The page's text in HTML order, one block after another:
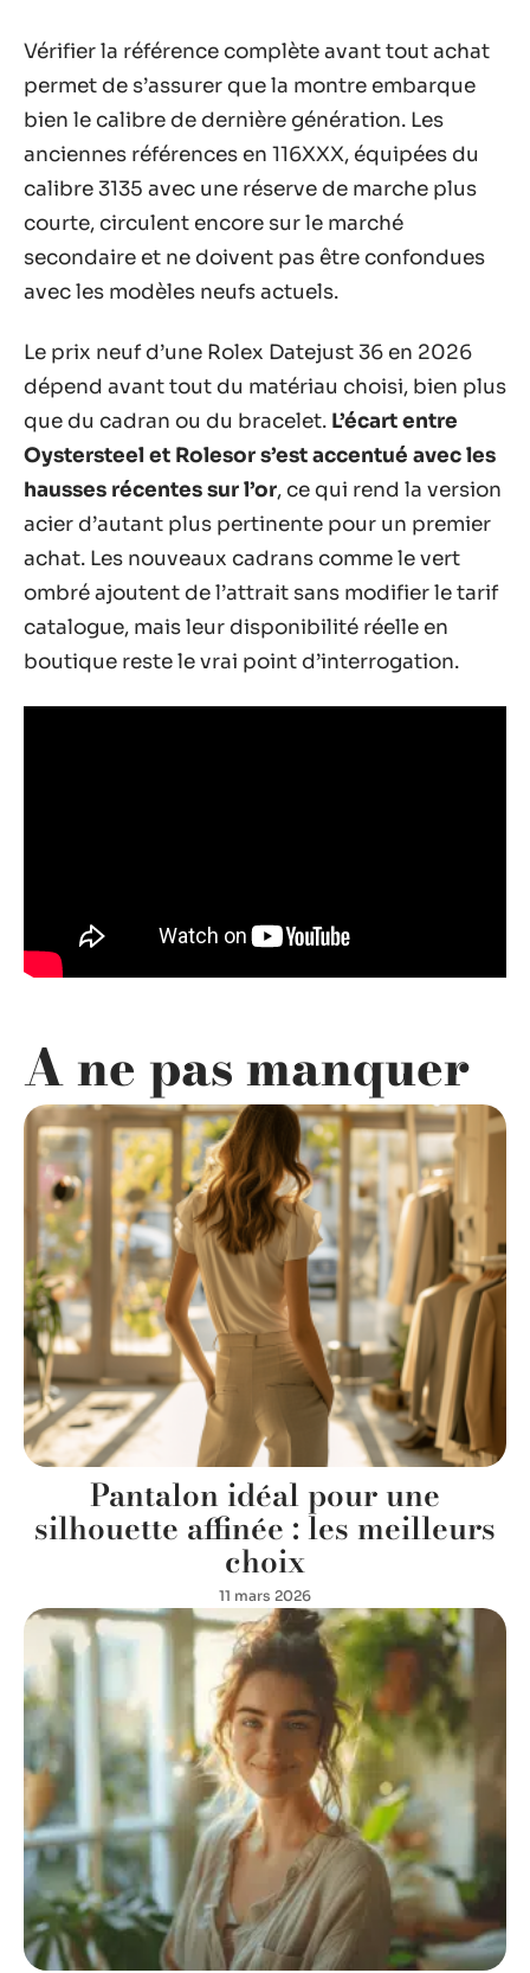
Vérifier la référence complète avant tout achat
permet de s’assurer que la montre embarque
bien le calibre de dernière génération. Les
anciennes références en 116XXX, équipées du
calibre 3135 avec une réserve de marche plus
courte, circulent encore sur le marché
secondaire et ne doivent pas être confondues
avec les modèles neufs actuels.
Le prix neuf d’une Rolex Datejust 36 en 2026
dépend avant tout du matériau choisi, bien plus
que du cadran ou du bracelet. L’écart entre
Oystersteel et Rolesor s’est accentué avec les
hausses récentes sur l’or, ce qui rend la version
acier d’autant plus pertinente pour un premier
achat. Les nouveaux cadrans comme le vert
ombré ajoutent de l’attrait sans modifier le tarif
catalogue, mais leur disponibilité réelle en
boutique reste le vrai point d’interrogation.
A ne pas manquer
Pantalon idéal pour une
silhouette affinée : les meilleurs
choix
11 mars 2026